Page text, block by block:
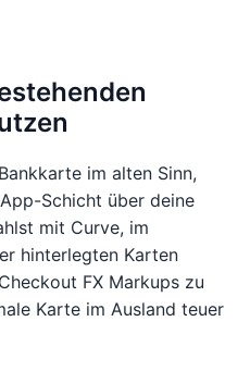
im alten Sinn,
Schicht über deine
mit Curve, im
hinterlegten Karten
FX Markups zu
Karte im Ausland teuer